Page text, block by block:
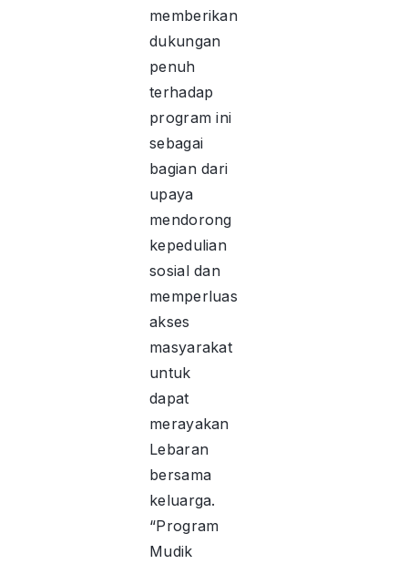
memberikan
dukungan
penuh
terhadap
program ini
sebagai
bagian dari
upaya
mendorong
kepedulian
sosial dan
memperluas
akses
masyarakat
untuk
dapat
merayakan
Lebaran
bersama
keluarga.
“Program
Mudik